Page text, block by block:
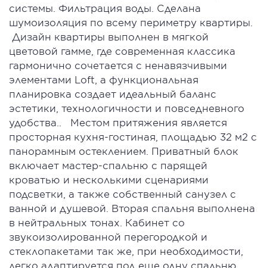
системы. Фильтрация воды. Сделана
шумоизоляция по всему периметру квартиры.
Дизайн квартиры выполнен в мягкой
цветовой гамме, где современная классика
гармонично сочетается с ненавязчивыми
элементами Loft, а функциональная
планировка создает идеальный баланс
эстетики, технологичности и повседневного
удобства.. Местом притяжения является
просторная кухня-гостиная, площадью 32 м2 с
панорамным остеклением. Приватный блок
включает мастер-спальню с парящей
кроватью и несколькими сценариями
подсветки, а также собственный санузел с
ванной и душевой. Вторая спальня выполнена
в нейтральных тонах. Кабинет со
звукоизолированной перегородкой и
стеклопакетами так же, при необходимости,
легко адаптируется под еще одну спальню.